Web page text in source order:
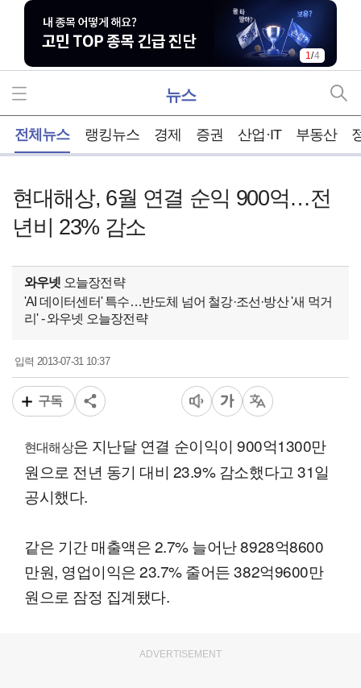
1/4
뉴스
전체뉴스 랭킹뉴스 경제 증권 산업·IT 부동산
현대해상, 6월 연결 순익 900억…전
년비 23% 감소
와우넷 오늘장전략
'AI 데이터센터' 특수…반도체 넘어 철강·조선·방산 '새 먹거
리' - 와우넷 오늘장전략
입력2013-07-31 10:37
구독
현대해상은 지난달 연결 순이익이 900억1300만
원으로 전년 동기 대비 23.9% 감소했다고 31일
공시했다.
같은 기간 매출액은 2.7% 늘어난 8928억8600
만원, 영업이익은 23.7% 줄어든 382억9600만
원으로 잠정 집계됐다.
ADVERTISEMENT